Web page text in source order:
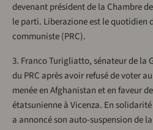
devenant président de la Chambre
le parti. Liberazione est le quotidien
communiste (PRC).
3. Franco Turigliatto, sénateur de la
du PRC après avoir refusé de voter
menée en Afghanistan et en faveur
étatsunienne à Vicenza. En
a annoncé son auto-suspension de